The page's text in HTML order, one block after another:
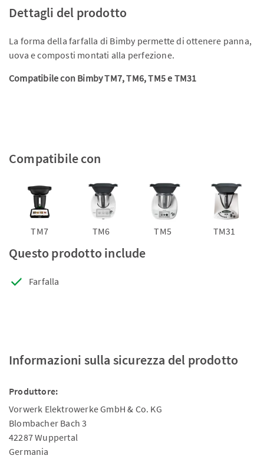
Dettagli del prodotto
La forma della farfalla di Bimby permette di ottenere panna,
uova e composti montati alla perfezione.
Compatibile con Bimby TM7, TM6, TM5 e TM31
Compatibile con
TM7 TM6 TM5 TM31
Questo prodotto include
Farfalla
Informazioni sulla sicurezza del prodotto
Produttore:
Vorwerk Elektrowerke GmbH & Co. KG
Blombacher Bach 3
42287 Wuppertal
Germania